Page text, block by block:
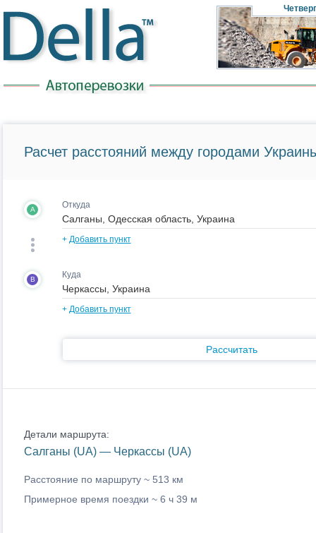
Четверг
Расчет расстояний между городами
A Откуда
+ Добавить пункт
B Куда
+ Добавить пункт
Рассчитать
Детали маршрута:
Салганы (UA) — Черкассы (UA)
Расстояние по маршруту ~ 513 км
Примерное время поездки ~ 6 ч 39 м